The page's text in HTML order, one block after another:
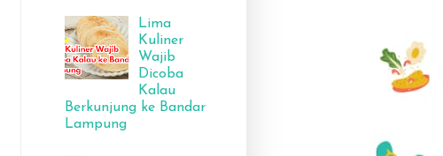
Lima
Kuliner
Wajib
Dicoba
Kalau
Berkunjung ke Bandar
Lampung